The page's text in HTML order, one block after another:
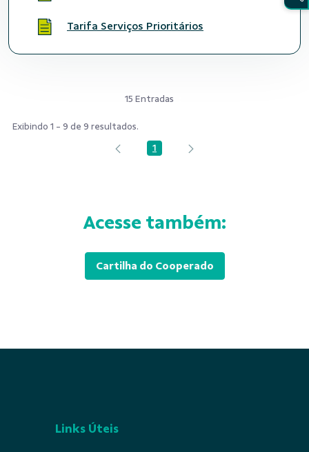
Tarifa Serviços Prioritários
15 Entradas
Exibindo 1 - 9 de 9 resultados.
Página
1
Acesse também:
Cartilha do Cooperado
Links Úteis